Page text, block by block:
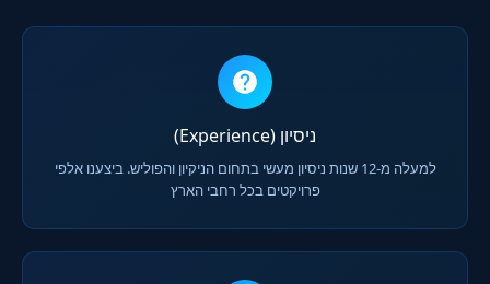
ניסיון (Experience)
למעלה מ-12 שנות ניסיון מעשי בתחום הניקיון והפוליש. ביצענו אלפי
פרויקטים בכל רחבי הארץ